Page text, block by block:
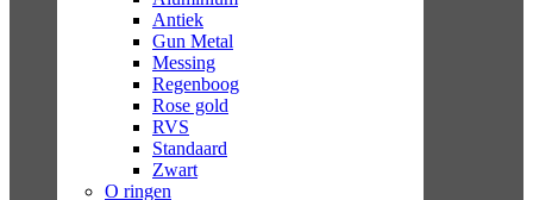
Antiek
Gun Metal
Messing
Regenboog
Rose gold
RVS
Standaard
Zwart
O ringen